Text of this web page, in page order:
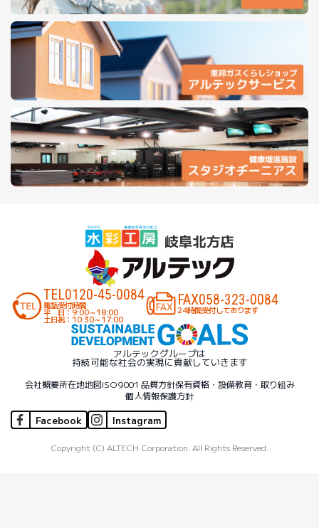
TEL0120-45-0084
電話受付時間
平 日：9:00～18:00
土日祝：10:30～17:00
FAX058-323-0084
24時間受付しております
アルテックグループは
持続可能な社会の実現に貢献していきます
会社概要所在地地図ISO9001 品質方針保有資格・設備教育・取り組み
個人情報保護方針
Facebook Instagram
Copyright (C) ALTECH Corporation. All Rights Reserved.